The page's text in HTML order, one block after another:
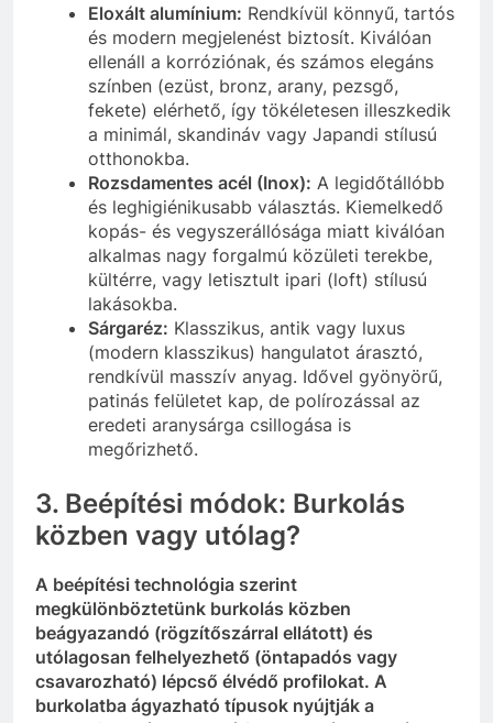
Eloxált alumínium: Rendkívül könnyű, tartós
és modern megjelenést biztosít. Kiválóan
ellenáll a korróziónak, és számos elegáns
színben (ezüst, bronz, arany, pezsgő,
fekete) elérhető, így tökéletesen illeszkedik
a minimál, skandináv vagy Japandi stílusú
otthonokba.
Rozsdamentes acél (Inox): A legidőtállóbb
és leghigiénikusabb választás. Kiemelkedő
kopás- és vegyszerállósága miatt kiválóan
alkalmas nagy forgalmú közületi terekbe,
kültérre, vagy letisztult ipari (loft) stílusú
lakásokba.
Sárgaréz: Klasszikus, antik vagy luxus
(modern klasszikus) hangulatot árasztó,
rendkívül masszív anyag. Idővel gyönyörű,
patinás felületet kap, de polírozással az
eredeti aranysárga csillogása is
megőrizhető.
3. Beépítési módok: Burkolás
közben vagy utólag?
A beépítési technológia szerint
megkülönböztetünk burkolás közben
beágyazandó (rögzítőszárral ellátott) és
utólagosan felhelyezhető (öntapadós vagy
csavarozható) lépcső élvédő profilokat. A
burkolatba ágyazható típusok nyújtják a